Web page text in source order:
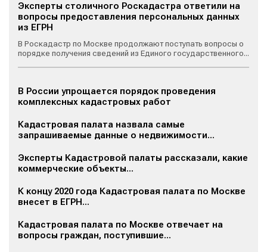
Эксперты столичного Роскадастра ответили на
вопросы предоставления персональных данных
из ЕГРН
В Роскадастр по Москве продолжают поступать вопросы о
порядке получения сведений из Единого государственного...
В России упрощается порядок проведения
комплексных кадастровых работ
Кадастровая палата назвала самые
запрашиваемые данные о недвижимости...
Эксперты Кадастровой палаты рассказали, какие
коммерческие объекты...
К концу 2020 года Кадастровая палата по Москве
внесет в ЕГРН...
Кадастровая палата по Москве отвечает на
вопросы граждан, поступившие...